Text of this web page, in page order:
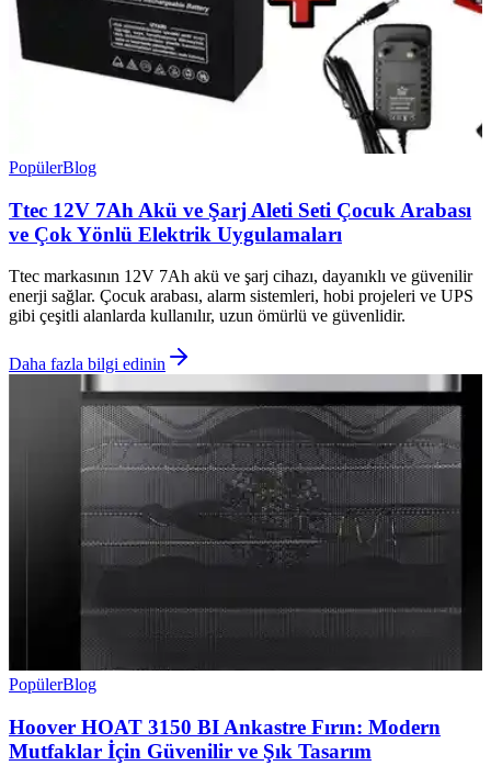
PopülerBlog
Ttec 12V 7Ah Akü ve Şarj Aleti Seti Çocuk Arabası
ve Çok Yönlü Elektrik Uygulamaları
Ttec markasının 12V 7Ah akü ve şarj cihazı, dayanıklı ve güvenilir
enerji sağlar. Çocuk arabası, alarm sistemleri, hobi projeleri ve UPS
gibi çeşitli alanlarda kullanılır, uzun ömürlü ve güvenlidir.
Daha fazla bilgi edinin
PopülerBlog
Hoover HOAT 3150 BI Ankastre Fırın: Modern
Mutfaklar İçin Güvenilir ve Şık Tasarım